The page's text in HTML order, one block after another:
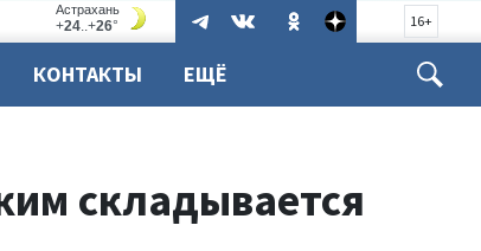
16+
КОНТАКТЫ ЕЩЁ
складывается